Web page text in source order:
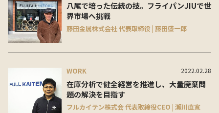
八尾で培った伝統の技。フライパンJIUで世
界市場へ挑戦
藤田金属株式会社 代表取締役 | 藤田盛一郎
WORK 2022.02.28
在庫分析で健全経営を推進し、大量廃棄問
題の解決を目指す
フルカイテン株式会 代表取締役CEO | 瀬川直寛